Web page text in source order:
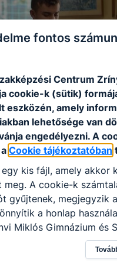
fontos
Centrum
cookie-k (sütik)
eszközén, amely
lehetősége van
engedélyezni. A
Cookie tájékoztatóban
kis fájl, amely akkor
A cookie-k
gyűjtenek, megjegyzik
a honlap
Miklós Gimnázium és
információ
annak felmérésével,